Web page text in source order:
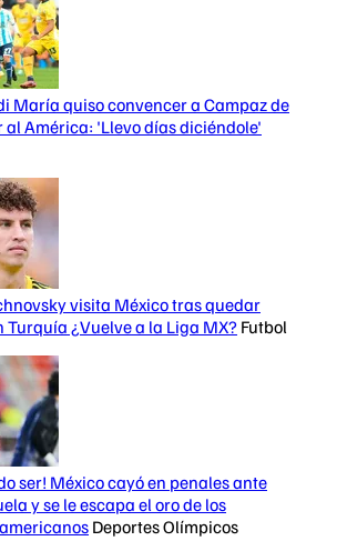
María quiso convencer a Campaz de
al América: 'Llevo días diciéndole'
visita México tras quedar
Turquía ¿Vuelve a la Liga MX? Futbol
ser! México cayó en penales ante
y se le escapa el oro de los
Deportes Olímpicos